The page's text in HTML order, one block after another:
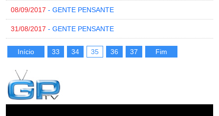
08/09/2017 - GENTE PENSANTE
31/08/2017 - GENTE PENSANTE
Início 33 34 35 36 37 Fim